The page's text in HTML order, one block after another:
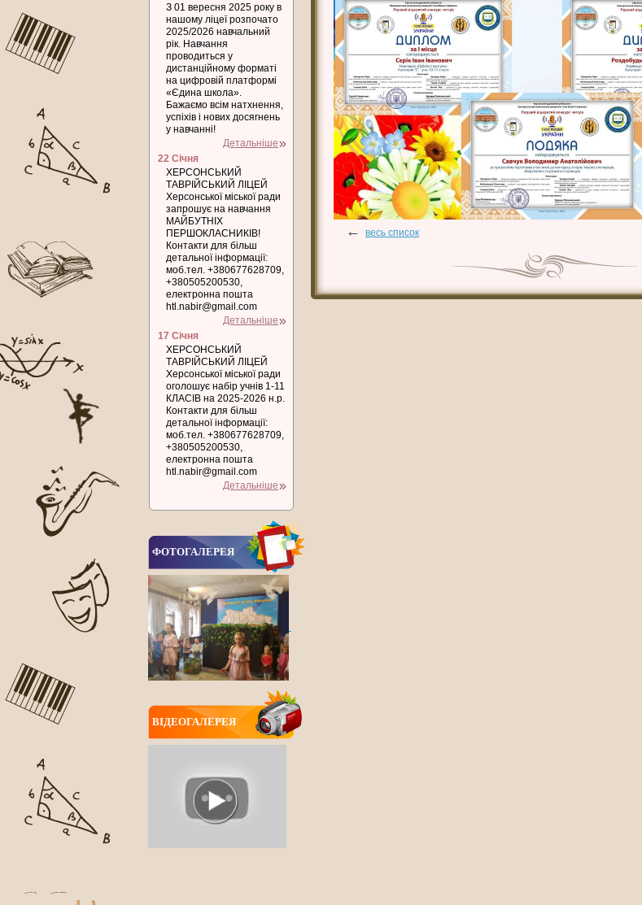
← весь список
З 01 вересня 2025 року в
нашому ліцеї розпочато
2025/2026 навчальний
рік. Навчання
проводиться у
дистанційному форматі
на цифровій платформі
«Єдина школа».
Бажаємо всім натхнення,
успіхів і нових досягнень
у навчанні!
Детальніше
22 Січня
ХЕРСОНСЬКИЙ
ТАВРІЙСЬКИЙ ЛІЦЕЙ
Херсонської міської ради
запрошує на навчання
МАЙБУТНІХ
ПЕРШОКЛАСНИКІВ!
Контакти для більш
детальної інформації:
моб.тел. +380677628709,
+380505200530,
електронна пошта
htl.nabir@gmail.com
Детальніше
17 Січня
ХЕРСОНСЬКИЙ
ТАВРІЙСЬКИЙ ЛІЦЕЙ
Херсонської міської ради
оголошує набір учнів 1-11
КЛАСІВ на 2025-2026 н.р.
Контакти для більш
детальної інформації:
моб.тел. +380677628709,
+380505200530,
електронна пошта
htl.nabir@gmail.com
Детальніше
ФОТОГАЛЕРЕЯ
ВIДЕОГАЛЕРЕЯ